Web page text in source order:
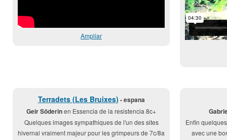
Ampliar
Terradets (Les Bruixes) - espana
Geir Söderinen Essencia de la resistencia 8c+
Quelques images sympathiques de l'un des sites
hivernal vraiment majeur pour les grimpeurs de 7c/8a
Enfin
avec une